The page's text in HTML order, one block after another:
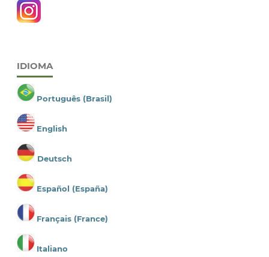
IDIOMA
Português (Brasil)
English
Deutsch
Español (España)
Français (France)
Italiano